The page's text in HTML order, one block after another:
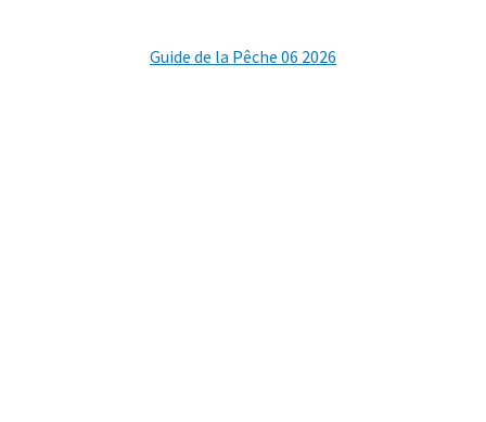
Guide de la Pêche 06 2026